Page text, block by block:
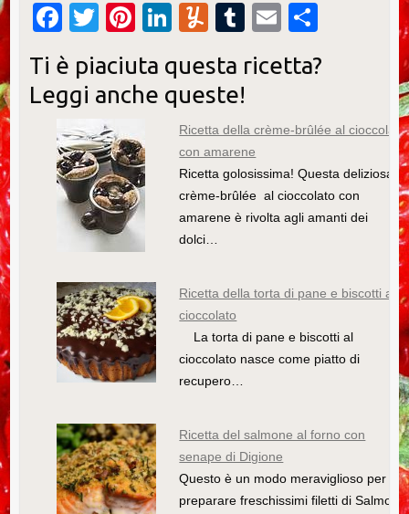
F
a
c
e
b
o
o
k
T
tt
er
Pi
er
e
st
Li
k
e
dI
n
Y
m
m
ly
T
m
r
E
ail n
vi
di
Ti è piaciuta questa ricetta?
Leggi anche queste!
Ricetta della crème-brûlée al cioccolato
con amarene
Ricetta golosissima! Questa deliziosa
crème-brûlée al cioccolato con
amarene è rivolta agli amanti dei
dolci…
Ricetta della torta di pane e biscotti al
cioccolato
La torta di pane e biscotti al
cioccolato nasce come piatto di
recupero…
Ricetta del salmone al forno con
senape di Digione
Questo è un modo meraviglioso per
preparare freschissimi filetti di Salmone